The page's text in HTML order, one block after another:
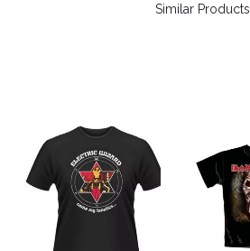
Similar Products